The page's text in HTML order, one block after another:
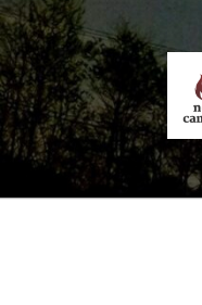
コ
ン
テ
ン
ツ
へ
キ